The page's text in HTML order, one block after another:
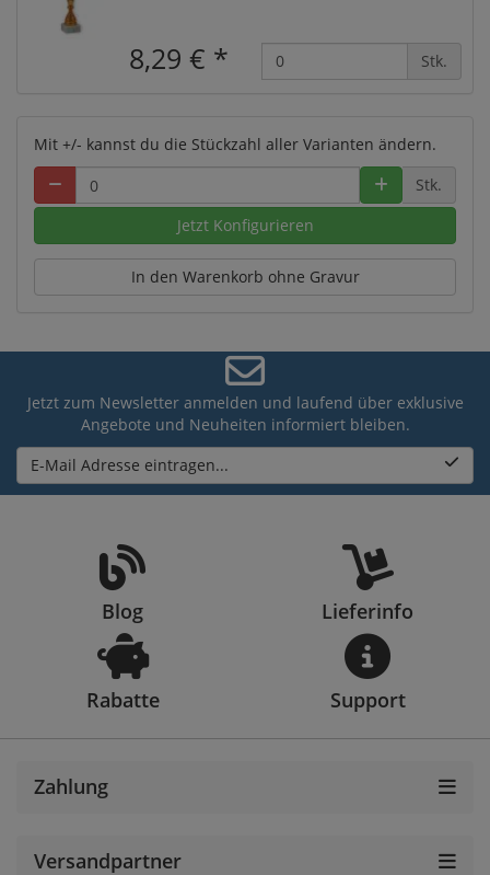
8,29 € * Stk.
Mit +/- kannst du die Stückzahl aller Varianten ändern.
Stk.
Jetzt Konfigurieren
In den Warenkorb ohne Gravur
Jetzt zum Newsletter anmelden und laufend über exklusive
Angebote und Neuheiten informiert bleiben.
E-Mail Adresse eintragen...
Blog Lieferinfo
Rabatte Support
Zahlung
Versandpartner